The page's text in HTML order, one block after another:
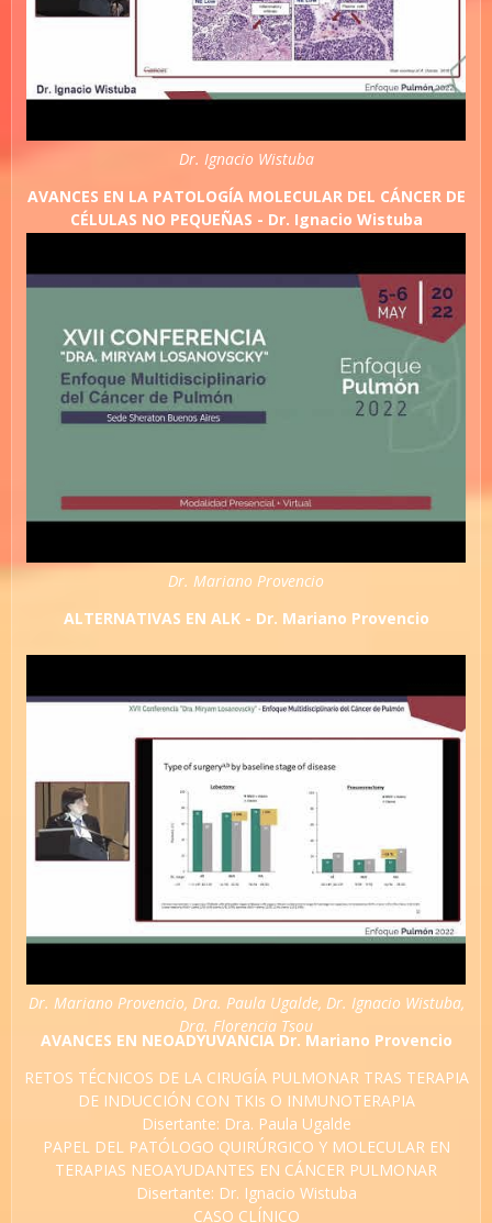
Dr. Ignacio Wistuba
AVANCES EN LA PATOLOGÍA MOLECULAR DEL CÁNCER DE
CÉLULAS NO PEQUEÑAS - Dr. Ignacio Wistuba
Dr. Mariano Provencio
ALTERNATIVAS EN ALK - Dr. Mariano Provencio
Dr. Mariano Provencio, Dra. Paula Ugalde, Dr. Ignacio Wistuba,
Dra. Florencia Tsou
AVANCES EN NEOADYUVANCIA Dr. Mariano Provencio
RETOS TÉCNICOS DE LA CIRUGÍA PULMONAR TRAS TERAPIA
DE INDUCCIÓN CON TKIs O INMUNOTERAPIA
Disertante: Dra. Paula Ugalde
PAPEL DEL PATÓLOGO QUIRÚRGICO Y MOLECULAR EN
TERAPIAS NEOAYUDANTES EN CÁNCER PULMONAR
Disertante: Dr. Ignacio Wistuba
CASO CLÍNICO